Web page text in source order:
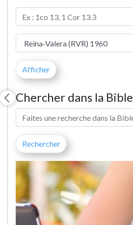
Chercher dans la Bible